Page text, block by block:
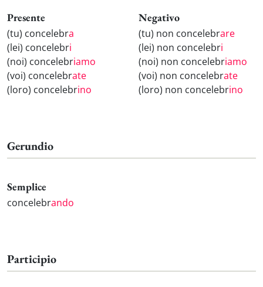
Presente
(tu) concelebra
(lei) concelebri
(noi) concelebriamo
(voi) concelebrate
(loro) concelebrino
Negativo
(tu) non concelebrare
(lei) non concelebri
(noi) non concelebriamo
(voi) non concelebrate
(loro) non concelebrino
Gerundio
Semplice
concelebrando
Participio